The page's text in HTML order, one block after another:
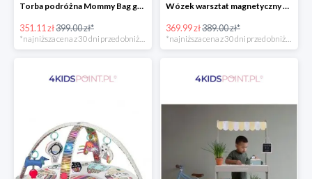
Torba podróżna Mommy Bag grant Childhome
351.11 zł399.00 zł*
*najniższa cena z 30 dni przed obniżką
Wózek warsztat magnetyczny z narzędziami Brico ‘Kids kolekcja 2018, Janod
369.99 zł389.00 zł*
*najniższa cena z 30 dni przed obniżką